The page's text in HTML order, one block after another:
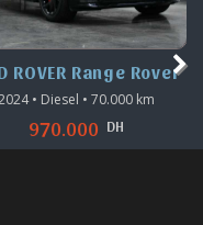
ROVER Range Rover
• Diesel • 70.000 km
970.000 DH